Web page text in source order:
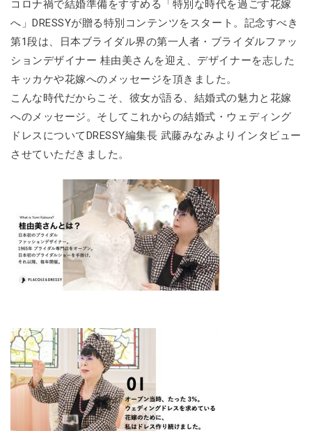
コロナ禍で結婚準備をすすめる「特別な時代を過ごす花嫁
へ」DRESSYが贈る特別コンテンツをスタート。記念すべき
第1段は、日本ブライダル界の第一人者・ブライダルファッ
ションデザイナー 桂由美さんを迎え、デザイナーを志した
キッカケや花嫁へのメッセージを頂きました。
こんな時代だからこそ、彼女が語る、結婚式の魅力と花嫁
へのメッセージ。そしてこれからの結婚式・ウェディング
ドレスについてDRESSY編集長 武藤みなみよりインタビュー
させていただきました。